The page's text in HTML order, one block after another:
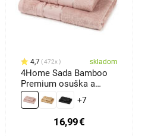
4,7 472x skladom
4Home Sada Bamboo
Premium osuška a
uterák ružová, 70 x 140
cm, 50 x 100 cm
+7
16,99€